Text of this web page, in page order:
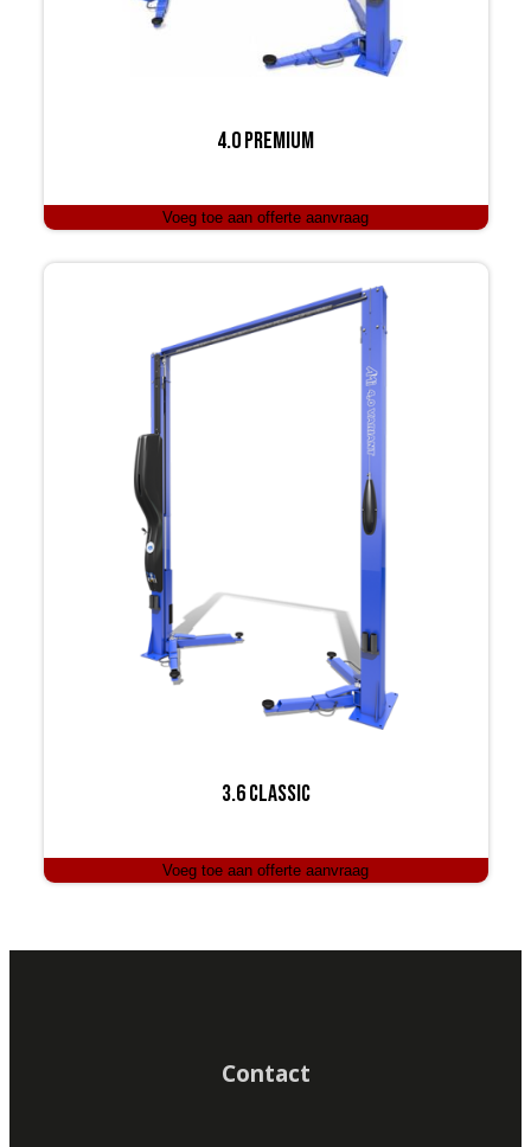
4.0 Premium
Voeg toe aan offerte aanvraag
3.6 Classic
Voeg toe aan offerte aanvraag
Contact